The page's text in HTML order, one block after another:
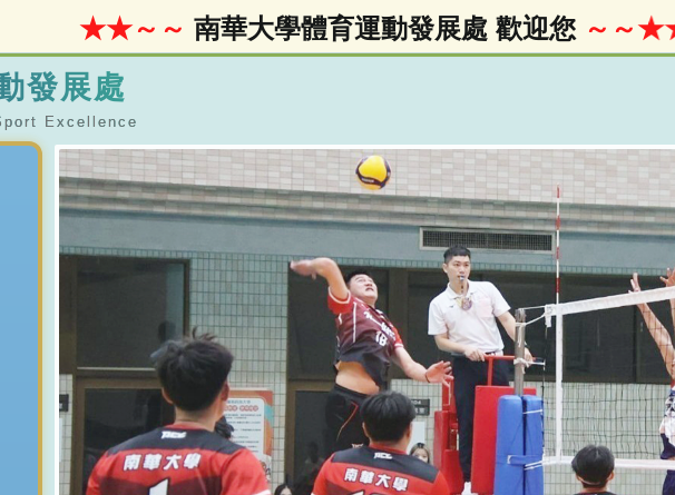
發展處
★★～～南華大學體育運動發展處 歡迎您～～★★